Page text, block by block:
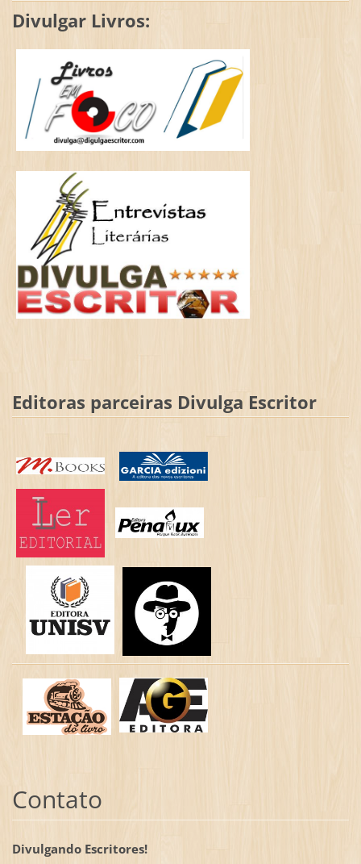
Divulgar Livros:
Editoras parceiras Divulga Escritor
Contato
Divulgando Escritores!